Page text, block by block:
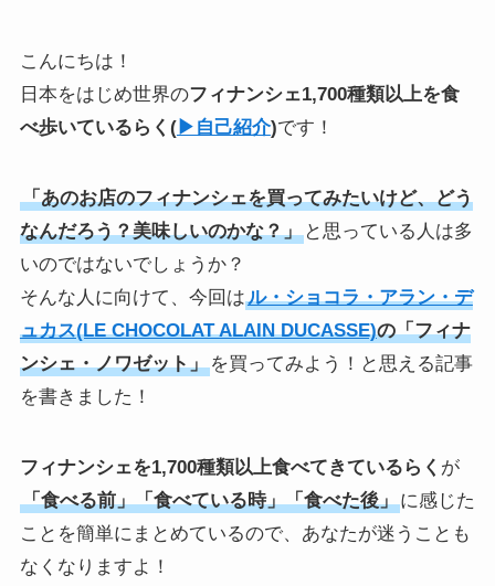
こんにちは！
日本をはじめ世界のフィナンシェ1,700種類以上を食
べ歩いている らく (▶︎自己紹介)です！
「あのお店のフィナンシェを買ってみたいけど、どう
なんだろう？美味しいのかな？」と思っている人は多
いのではないでしょうか？
そんな人に向けて、今回はル・ショコラ・アラン・デ
ュカス(LE CHOCOLAT ALAIN DUCASSE)の「フィナ
ンシェ・ノワゼット」を買ってみよう！と思える記事
を書きました！
フィナンシェを1,700種類以上食べてきているらく が
「食べる前」「食べている時」「食べた後」に感じた
ことを簡単にまとめているので、あなたが迷うことも
なくなりますよ！